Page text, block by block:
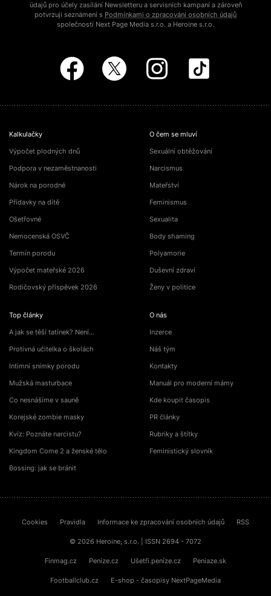
údajů pro účely zasílání Newsletteru a servisních kampaní a zároveň
potvrzuji seznámení s Podmínkami o zpracování osobních údajů
společností Next Page Media s.r.o. a Heroine s.r.o.
Kalkulačky
Výpočet plodných dnů
Podpora v nezaměstnanosti
Nárok na porodné
Přídavky na dítě
Ošetřovné
Nemocenská OSVČ
Termín porodu
Výpočet mateřské 2026
Rodičovský příspěvek 2026
Top články
A jak se těší tatínek? Není…
Protivná učitelka o školách
Intimní snímky porodu
Mužská masturbace
Co nesnášíme v sauně
Korejské zombie masky
Kvíz: Poznáte narcistu?
Kingdom Come 2 a ženské tělo
Bossing: jak se bránit
O čem se mluví
Sexuální obtěžování
Narcismus
Mateřství
Feminismus
Sexualita
Body shaming
Polyamorie
Duševní zdraví
Ženy v politice
O nás
Inzerce
Náš tým
Kontakty
Manuál pro moderní mámy
Kde koupit časopis
PR články
Rubriky a štítky
Feministický slovník
Cookies Pravidla Informace ke zpracování osobních údajů RSS
© 2026 Heroine, s.r.o. | ISSN 2694 - 7072
Finmag.cz Peníze.cz Ušetři.peníze.cz Peniaze.sk
Footballclub.cz E-shop - časopisy NextPageMedia